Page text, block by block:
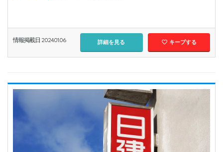
情報掲載日 2024.01.06 詳細を見る キープする